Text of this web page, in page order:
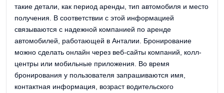
такие детали, как период аренды, тип автомобиля и место
получения. В соответствии с этой информацией
связываются с надежной компанией по аренде
автомобилей, работающей в Анталии. Бронирование
можно сделать онлайн через веб-сайты компаний, колл-
центры или мобильные приложения. Во время
бронирования у пользователя запрашиваются имя,
контактная информация, возраст водительского